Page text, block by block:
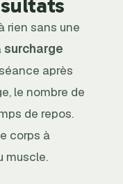
rien sans une
surcharge
après
le nombre de
de repos.
corps à
muscle.